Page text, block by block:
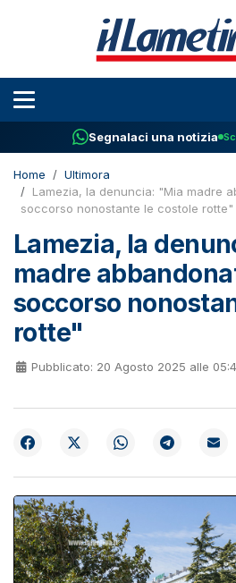
Segnalaci una notizia
Home
Ultimora
Lamezia, la denuncia: "Mia madre
soccorso nonostante le costole rotte"
Lamezia, la
madre
soccorso
rotte"
Pubblicato: 20 Agosto 2025 alle